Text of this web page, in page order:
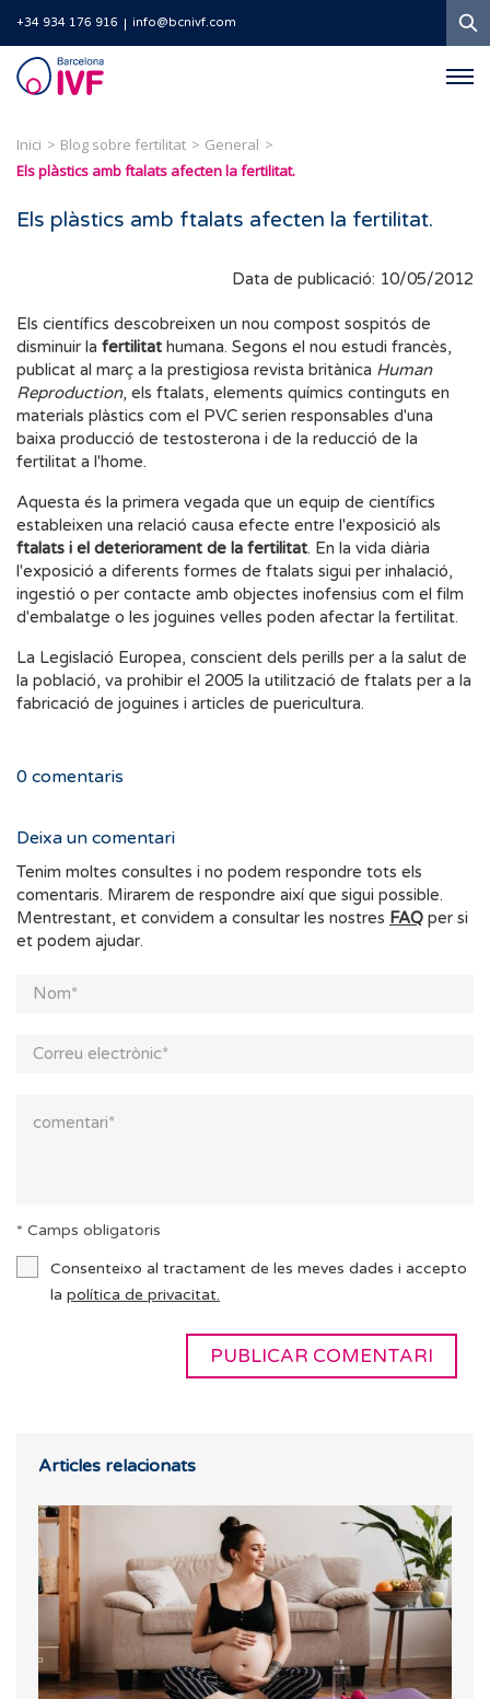
+34 934 176 916 info@bcnivf.com
Barcelona
IVF
Inici Blog sobre fertilitat
General
Els plàstics amb ftalats afecten la fertilitat.
Els plàstics amb ftalats afecten la fertilitat.
Data de publicació: 10/05/2012
Els científics descobreixen un nou compost sospitós de
disminuir la fertilitat humana. Segons el nou estudi francès,
publicat al març a la prestigiosa revista britànica Human
Reproduction, els ftalats, elements químics continguts en
materials plàstics com el PVC serien responsables d'una
baixa producció de testosterona i de la reducció de la
fertilitat a l'home.
Aquesta és la primera vegada que un equip de científics
estableixen una relació causa efecte entre l'exposició als
ftalats i el deteriorament de la fertilitat. En la vida diària
l'exposició a diferents formes de ftalats sigui per inhalació,
ingestió o per contacte amb objectes inofensius com el film
d'embalatge o les joguines velles poden afectar la fertilitat.
La Legislació Europea, conscient dels perills per a la salut de
la població, va prohibir el 2005 la utilització de ftalats per a la
fabricació de joguines i articles de puericultura.
0 comentaris
Deixa un comentari
Tenim moltes consultes i no podem respondre tots els
comentaris. Mirarem de respondre així que sigui possible.
Mentrestant, et convidem a consultar les nostres FAQ per si
et podem ajudar.
* Camps obligatoris
Consenteixo al tractament de les meves dades i accepto
la política de privacitat.
Articles relacionats